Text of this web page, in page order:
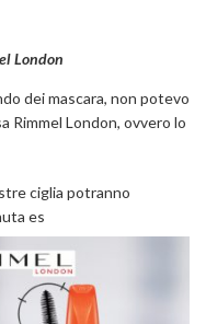
London
dei mascara, non potevo
Rimmel London, ovvero lo
ciglia potranno
es